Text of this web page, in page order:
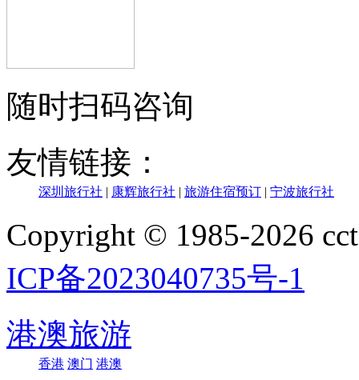
随时扫码咨询
友情链接：
深圳旅行社 | 康辉旅行社 | 旅游住宿预订 | 宁波旅行社
Copyright © 1985-2026
ICP备2023040735号-1
港澳旅游
香港 澳门 港澳